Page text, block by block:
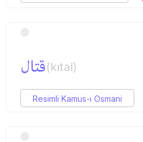
قتال(kıtal)
Resimli Kamus-ı Osmani